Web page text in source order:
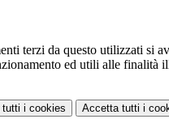
terzi da questo utilizzati si
ed utili alle finalità
tutti i cookies Accetta tutti i